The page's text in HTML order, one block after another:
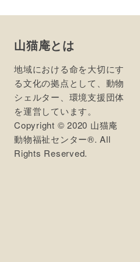
山猫庵とは
地域における命を大切にす
る文化の拠点として、動物
シェルター、環境支援団体
を運営しています。
Copyright © 2020 山猫庵
動物福祉センター®. All
Rights Reserved.